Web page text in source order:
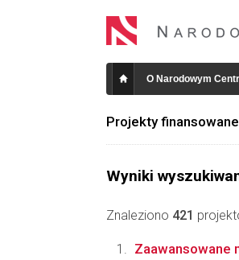
O Narodowym
Projekty
Wyniki
Znaleziono 421
Zaawansowane